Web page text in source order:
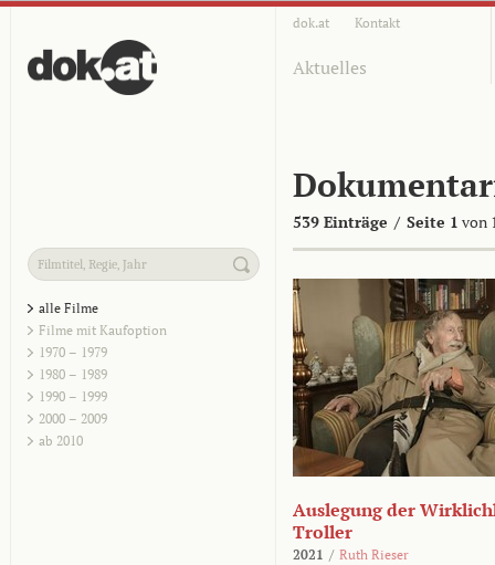
dok.at Kontakt
Aktuelles
539 Einträge / Seite 1 von
alle Filme
Filme mit Kaufoption
1970 – 1979
1980 – 1989
1990 – 1999
2000 – 2009
ab 2010
Auslegung der
Troller
2021 / Ruth Rieser